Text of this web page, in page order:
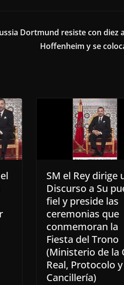
Dortmund resiste con diez
Hoffenheim y se
SM el Rey dirige
Discurso a Su
fiel y preside las
ceremonias que
conmemoran la
Fiesta del Trono
(Ministerio de la
Real, Protocolo y
Cancillería)